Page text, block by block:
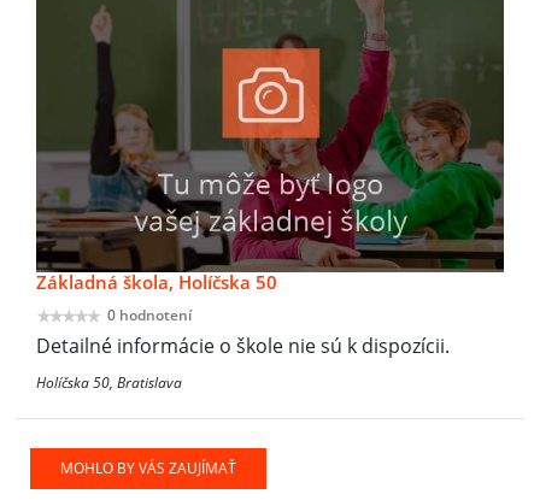
Základná škola, Holíčska 50
0 hodnotení
Detailné informácie o škole nie sú k dispozícii.
Holíčska 50, Bratislava
MOHLO BY VÁS ZAUJÍMAŤ